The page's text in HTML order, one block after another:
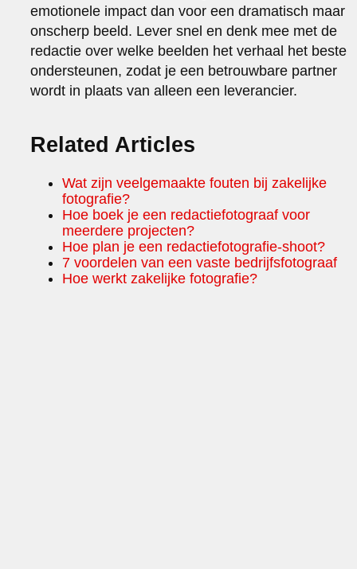
emotionele impact dan voor een dramatisch maar
onscherp beeld. Lever snel en denk mee met de
redactie over welke beelden het verhaal het beste
ondersteunen, zodat je een betrouwbare partner
wordt in plaats van alleen een leverancier.
Related Articles
Wat zijn veelgemaakte fouten bij zakelijke
fotografie?
Hoe boek je een redactiefotograaf voor
meerdere projecten?
Hoe plan je een redactiefotografie-shoot?
7 voordelen van een vaste bedrijfsfotograaf
Hoe werkt zakelijke fotografie?